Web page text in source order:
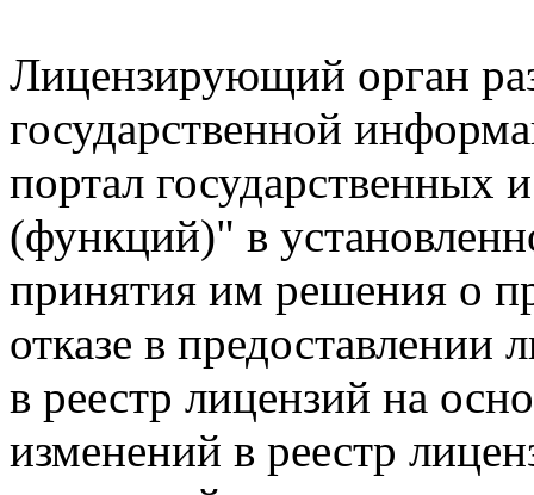
Лицензирующий орган
государственной
портал государственных
(функций)" в
принятия им решения о
отказе в предоставлении
в реестр лицензий на
изменений в реестр